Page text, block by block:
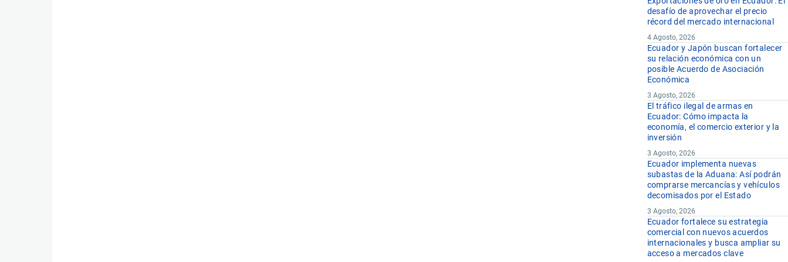
desafío de aprovechar el precio
récord del mercado internacional
4 Agosto, 2026
Ecuador y Japón buscan fortalecer
su relación económica con un
posible Acuerdo de Asociación
Económica
3 Agosto, 2026
El tráfico ilegal de armas en
Ecuador: Cómo impacta la
economía, el comercio exterior y la
inversión
3 Agosto, 2026
Ecuador implementa nuevas
subastas de la Aduana: Así podrán
comprarse mercancías y vehículos
decomisados por el Estado
3 Agosto, 2026
Ecuador fortalece su estrategia
comercial con nuevos acuerdos
internacionales y busca ampliar su
acceso a mercados clave